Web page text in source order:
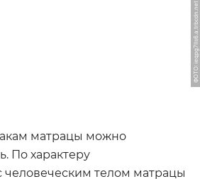
ФОТО: ieqpg7lls6.a.trbcdn.net
матрацы можно
По характеру
человеческим телом матрацы